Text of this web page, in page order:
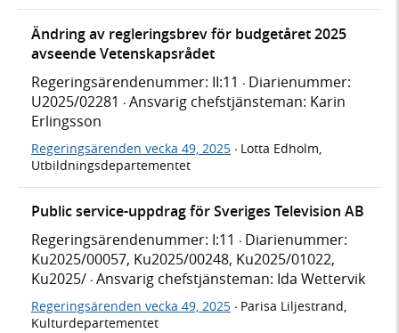
Ändring av regleringsbrev för budgetåret 2025
avseende Vetenskapsrådet
Regeringsärendenummer: II:11 · Diarienummer:
U2025/02281 · Ansvarig chefstjänsteman: Karin
Erlingsson
Regeringsärenden vecka 49, 2025 · Lotta Edholm,
Utbildningsdepartementet
Public service-uppdrag för Sveriges Television AB
Regeringsärendenummer: I:11 · Diarienummer:
Ku2025/00057, Ku2025/00248, Ku2025/01022,
Ku2025/ · Ansvarig chefstjänsteman: Ida Wettervik
Regeringsärenden vecka 49, 2025 · Parisa Liljestrand,
Kulturdepartementet